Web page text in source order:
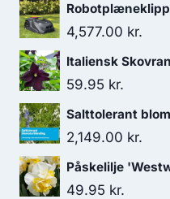
4,577.00 kr.
Italiensk
59.95 kr.
Salttolerant
2,149.00 kr.
Påskelilje
49.95 kr.